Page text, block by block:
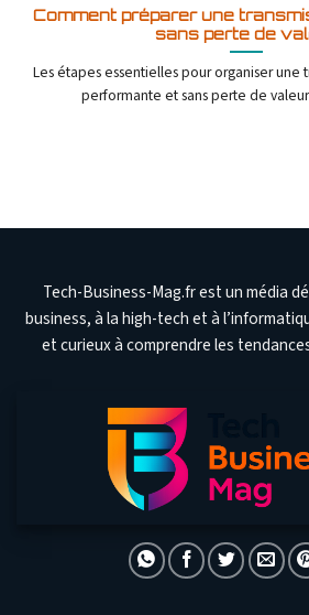
Comment préparer une
sans perte de
Les étapes essentielles pour organiser une
performante et sans perte de
Tech-Business-Mag.fr est un média
business, à la high-tech et à
et curieux à comprendre les